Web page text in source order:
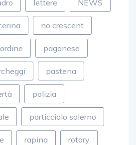
lettere NEWS
no crescent
ordine paganese
pastena
polizia
porticciolo salerno
rapina rotary